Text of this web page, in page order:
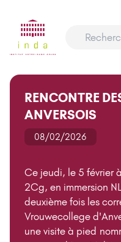
RENCONTRE
ANVERSOIS
08/02/2026
Ce jeudi, le 5 février
2Cg, en immersion
deuxième fois les
Vrouwecollege
une visite à pied